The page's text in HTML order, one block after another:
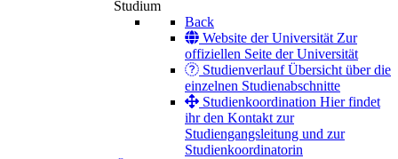
Studium
Back
Website der Universität Zur
offiziellen Seite der Universität
Studienverlauf Übersicht über die
einzelnen Studienabschnitte
Studienkoordination Hier findet
ihr den Kontakt zur
Studiengangsleitung und zur
Studienkoordinatorin